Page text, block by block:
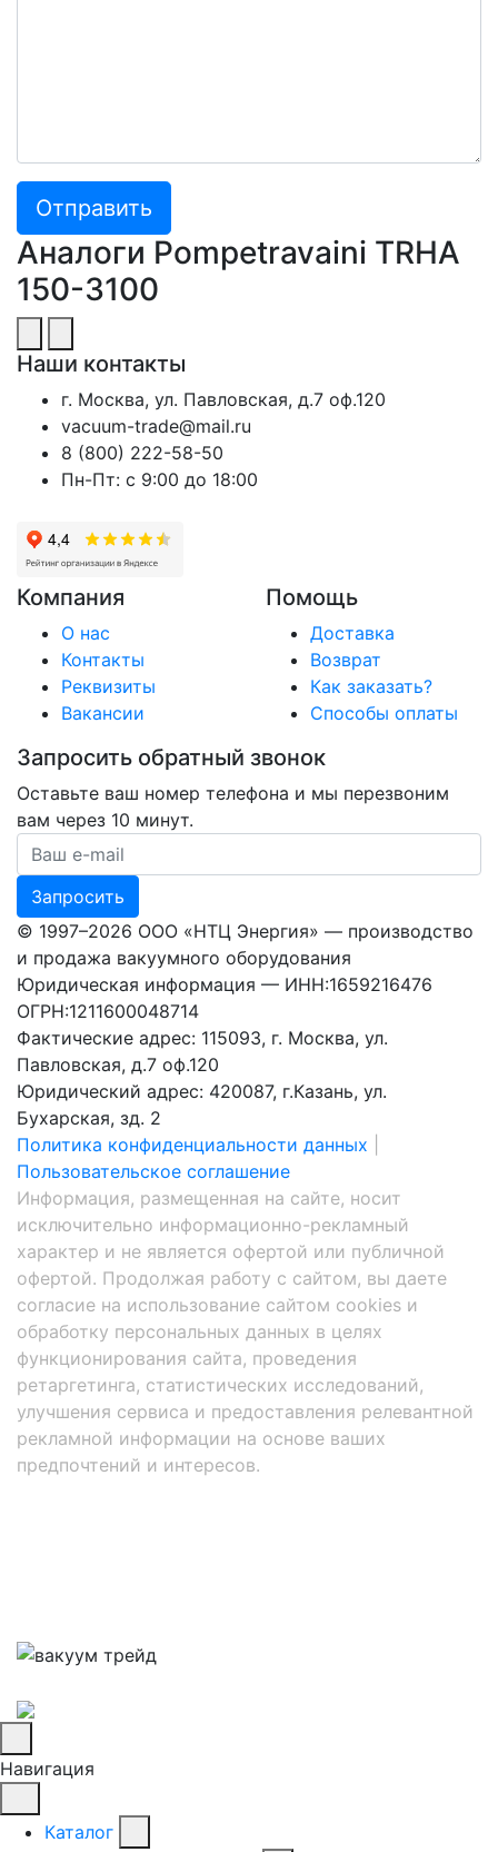
Отправить
Аналоги Pompetravaini TRHA
150-3100
Наши контакты
г. Москва, ул. Павловская, д.7 оф.120
vacuum-trade@mail.ru
8 (800) 222-58-50
Пн-Пт: с 9:00 до 18:00
Компания
О нас
Контакты
Реквизиты
Вакансии
Помощь
Доставка
Возврат
Как заказать?
Способы оплаты
Запросить обратный звонок
Оставьте ваш номер телефона и мы перезвоним
вам через 10 минут.
Ваш номер телефона
Запросить
© 1997–2026 ООО «НТЦ Энергия» — производство
и продажа вакуумного оборудования
Юридическая информация — ИНН:1659216476
ОГРН:1211600048714
Фактические адрес: 115093, г. Москва, ул.
Павловская, д.7 оф.120
Юридический адрес: 420087, г.Казань, ул.
Бухарская, зд. 2
Политика конфиденциальности данных
Пользовательское соглашение
Информация, размещенная на сайте, носит
исключительно информационно-рекламный
характер и не является офертой или публичной
офертой. Продолжая работу с сайтом, вы даете
согласие на использование сайтом cookies и
обработку персональных данных в целях
функционирования сайта, проведения
ретаргетинга, статистических исследований,
улучшения сервиса и предоставления релевантной
рекламной информации на основе ваших
предпочтений и интересов.
Навигация
Каталог